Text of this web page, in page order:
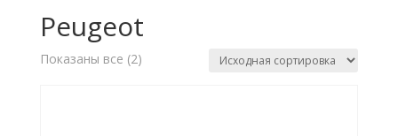
Peugeot
Показаны все (2)